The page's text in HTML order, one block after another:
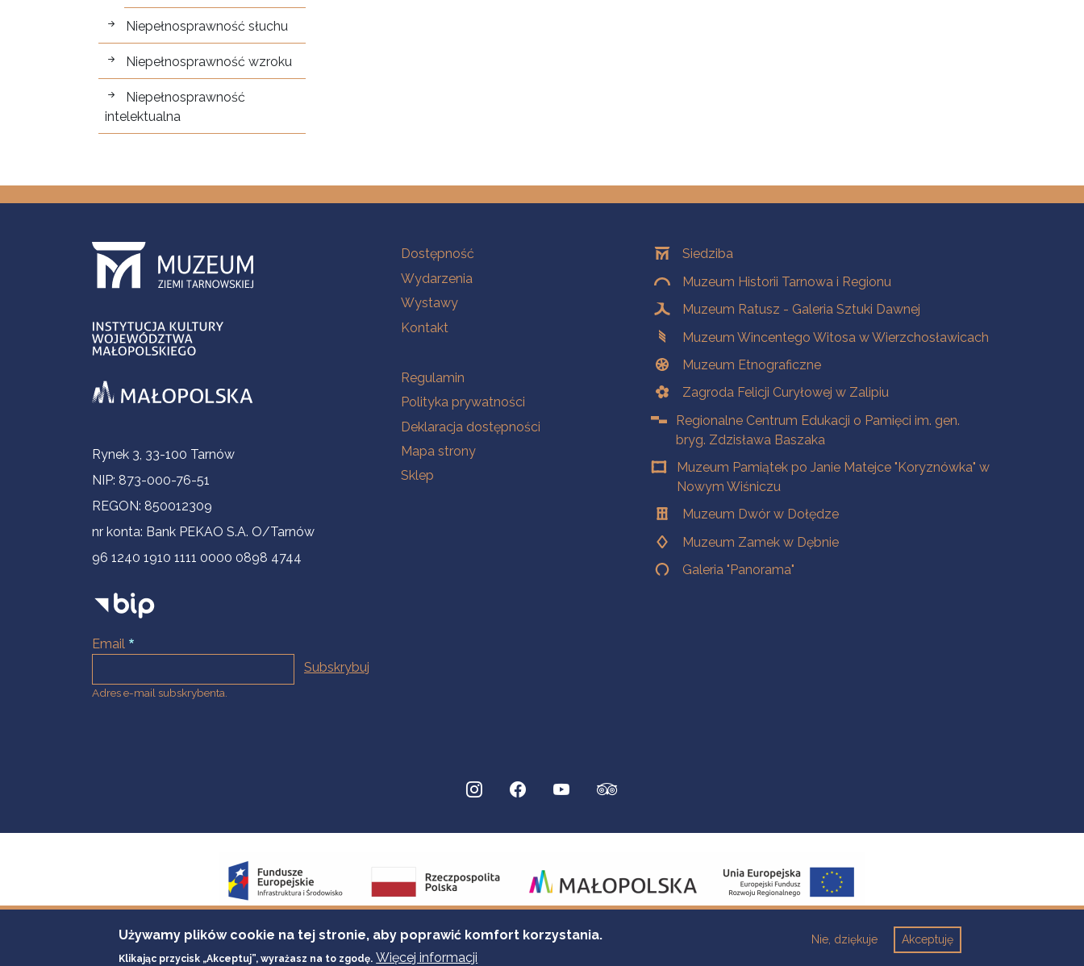
Niepełnosprawność słuchu
Niepełnosprawność wzroku
Niepełnosprawność
intelektualna
Informacje kontaktowe
Rynek 3, 33-100 Tarnów
NIP: 873-000-76-51
REGON: 850012309
nr konta: Bank PEKAO S.A. O/Tarnów
96 1240 1910 1111 0000 0898 4744
Email
Adres e-mail subskrybenta.
Na skróty
Dostępność
Wydarzenia
Wystawy
Kontakt
Na skróty
Regulamin
Polityka prywatności
Deklaracja dostępności
Mapa strony
Sklep
OddziałySiedziba
Muzeum Historii Tarnowa i Regionu
Muzeum Ratusz - Galeria Sztuki Dawnej
Muzeum Wincentego Witosa w Wierzchosławicach
Muzeum Etnograficzne
Zagroda Felicji Curyłowej w Zalipiu
Regionalne Centrum Edukacji o Pamięci im. gen.
bryg. Zdzisława Baszaka
Muzeum Pamiątek po Janie Matejce "Koryznówka" w
Nowym Wiśniczu
Muzeum Dwór w Dołędze
Muzeum Zamek w Dębnie
Galeria "Panorama"
Używamy plików cookie na tej stronie, aby poprawić komfort korzystania.
Klikając przycisk „Akceptuj”, wyrażasz na to zgodę. Więcej informacji
Akceptuję
Nie, dziękuje